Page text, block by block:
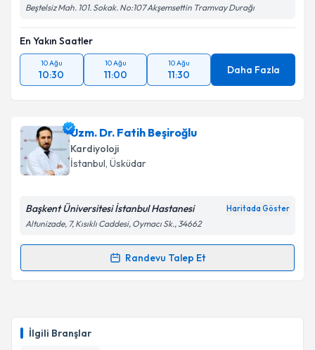
İlgili Branşlar
Beştelsiz Mah. 101. Sokak. No:107 Akşemsettin Tramvay Durağı
En Yakın Saatler
10 Ağu
10:30
10 Ağu
11:00
10 Ağu
11:30 Daha Fazla
Uzm. Dr. Fatih Beşiroğlu
Kardiyoloji
İstanbul, Üsküdar
Başkent Üniversitesi İstanbul Hastanesi Haritada Göster
Altunizade, 7, Kısıklı Caddesi, Oymacı Sk., 34662
Randevu Talep Et
Randevu Takvimi Talebi
takvim hazırlandığında e-posta ile bilgilendireceğiz.